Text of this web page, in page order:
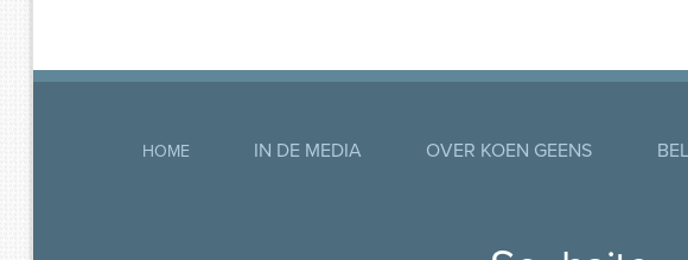
HOME IN DE MEDIA OVER KOEN GEENS